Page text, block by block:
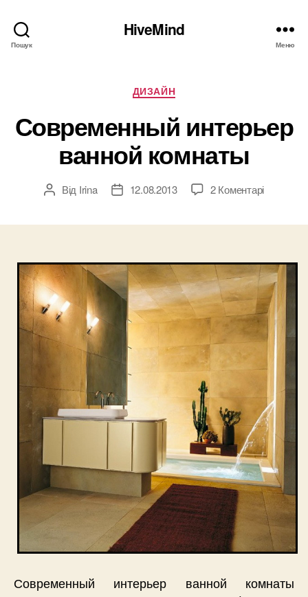
Пошук
HiveMind
Меню
Категорії
ДИЗАЙН
Современный интерьер
ванной комнаты
Автор
Від Irina
Дата12.08.2013 2 Коментарідо
Современный интерьер ванной комнаты